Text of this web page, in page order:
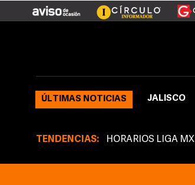
ÚLTIMAS NOTICIAS JALISCO
TENDENCIAS: HORARIOS LIGA MX